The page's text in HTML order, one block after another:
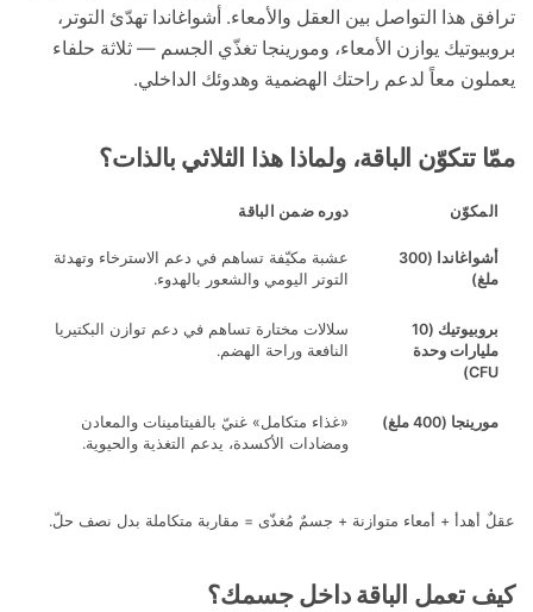
هذا التواصل بين العقل والأمعاء. أشواغاندا تهدّئ التوتر،
يوازن الأمعاء، ومورينجا تغذّي الجسم — ثلاثة حلفاء
معاً لدعم راحتك الهضمية وهدوئك الداخلي.
الباقة، ولماذا هذا الثلاثي بالذات؟
دوره ضمن الباقة
(300
عشبة مكيّفة تساهم في دعم الاسترخاء وتهدئة
التوتر اليومي والشعور بالهدوء.
(10
وحدة
سلالات مختارة تساهم في دعم توازن البكتيريا
النافعة وراحة الهضم.
(400 ملغ)
«غذاء متكامل» غنيّ بالفيتامينات والمعادن
ومضادات الأكسدة، يدعم التغذية والحيوية.
+ أمعاء متوازنة + جسمٌ مُغذّى = مقاربة متكاملة بدل نصف حلّ.
تعمل الباقة داخل جسمك؟